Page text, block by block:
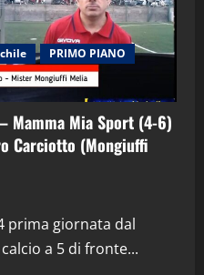
PRIMO PIANO
Mamma Mia Sport (4-6)
Carciotto (Mongiuffi
prima giornata dal
a 5 di fronte...
in Podcast: 29^ Puntata
Aprile 2026)